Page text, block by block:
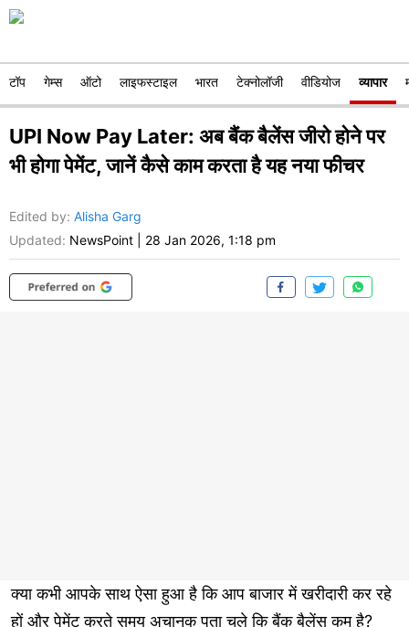
टॉप गेम्स ऑटो लाइफस्टाइल भारत टेक्नोलॉजी वीडियोज व्यापार
UPI Now Pay Later: अब बैंक बैलेंस जीरो होने पर
भी होगा पेमेंट, जानें कैसे काम करता है यह नया फीचर
Edited by: Alisha Garg
Updated: NewsPoint 28 Jan 2026, 1:18 pm
क्या कभी आपके साथ ऐसा हुआ है कि आप बाजार में खरीदारी कर रहे
हों और पेमेंट करते समय अचानक पता चले कि बैंक बैलेंस कम है?